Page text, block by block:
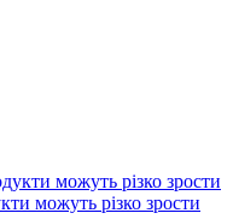
можуть різко зрости